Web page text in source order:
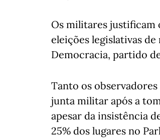
Os militares justificam
eleições legislativas de
Democracia, partido
Tanto os
junta militar após a
apesar da insistência
25% dos lugares no